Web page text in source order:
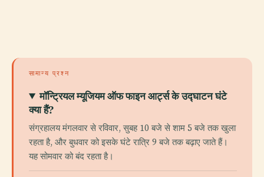
सामान्य प्रश्न
मॉन्ट्रियल म्यूजियम ऑफ फाइन आर्ट्स के उद्घाटन घंटे
क्या हैं?
संग्रहालय मंगलवार से रविवार, सुबह 10 बजे से शाम 5 बजे तक खुला
रहता है, और बुधवार को इसके घंटे रात्रि 9 बजे तक बढ़ाए जाते हैं।
यह सोमवार को बंद रहता है।